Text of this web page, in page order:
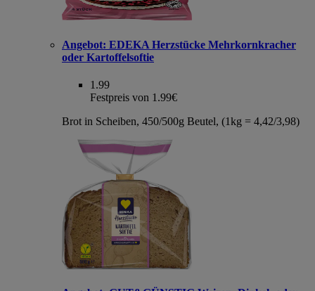
Angebot: EDEKA Herzstücke Mehrkornkracher
oder Kartoffelsoftie
1.99
Festpreis von 1.99€
Brot in Scheiben, 450/500g Beutel, (1kg = 4,42/3,98)